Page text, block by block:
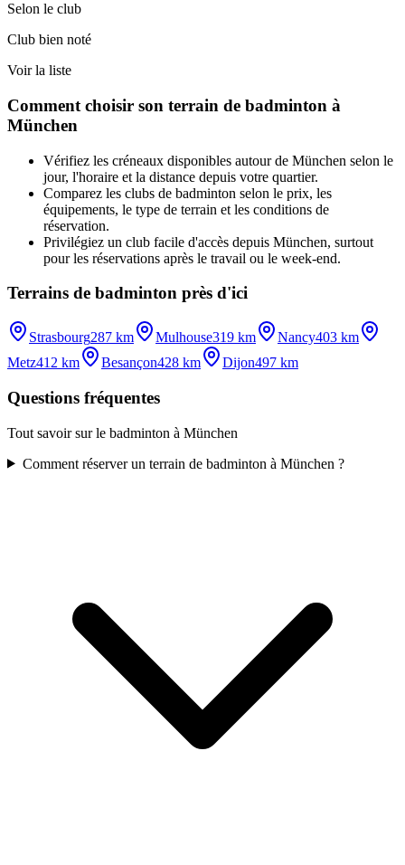
Selon le club
Club bien noté
Voir la liste
Comment choisir son terrain de badminton à
München
Vérifiez les créneaux disponibles autour de München selon le
jour, l'horaire et la distance depuis votre quartier.
Comparez les clubs de badminton selon le prix, les
équipements, le type de terrain et les conditions de
réservation.
Privilégiez un club facile d'accès depuis München, surtout
pour les réservations après le travail ou le week-end.
Terrains de badminton près d'ici
Strasbourg287 km Mulhouse319 km Nancy403 km
Metz412 km Besançon428 km Dijon497 km
Questions fréquentes
Tout savoir sur le badminton à München
Comment réserver un terrain de badminton à München ?